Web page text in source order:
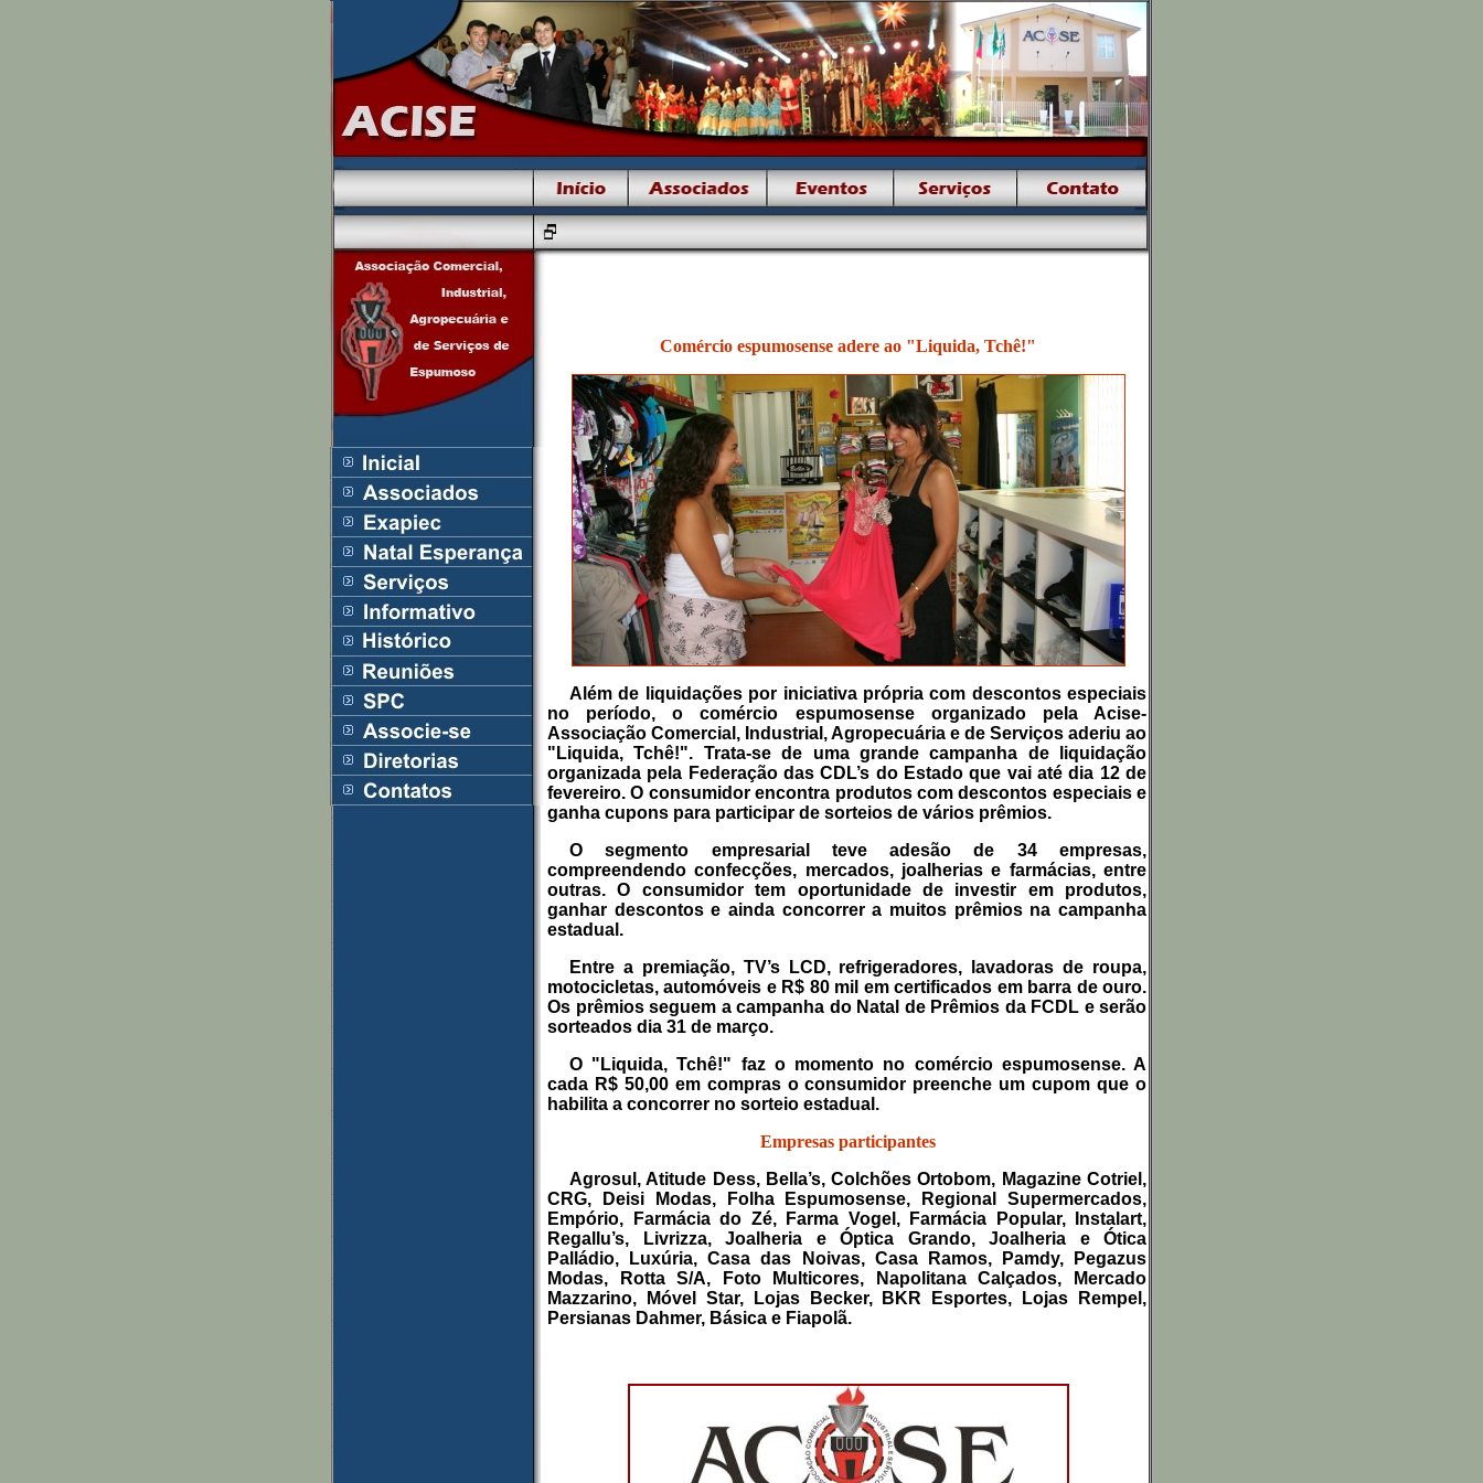
Comércio espumosense adere ao "Liquida, Tchê!"
Além de liquidações por iniciativa própria com descontos especiais
no período, o comércio espumosense organizado pela Acise-
Associação Comercial, Industrial, Agropecuária e de Serviços aderiu ao
"Liquida, Tchê!". Trata-se de uma grande campanha de liquidação
organizada pela Federação das CDL’s do Estado que vai até dia 12 de
fevereiro. O consumidor encontra produtos com descontos especiais e
ganha cupons para participar de sorteios de vários prêmios.
O segmento empresarial teve adesão de 34 empresas,
compreendendo confecções, mercados, joalherias e farmácias, entre
outras. O consumidor tem oportunidade de investir em produtos,
ganhar descontos e ainda concorrer a muitos prêmios na campanha
estadual.
Entre a premiação, TV’s LCD, refrigeradores, lavadoras de roupa,
motocicletas, automóveis e R$ 80 mil em certificados em barra de ouro.
Os prêmios seguem a campanha do Natal de Prêmios da FCDL e serão
sorteados dia 31 de março.
O "Liquida, Tchê!" faz o momento no comércio espumosense. A
cada R$ 50,00 em compras o consumidor preenche um cupom que o
habilita a concorrer no sorteio estadual.
Empresas participantes
Agrosul, Atitude Dess, Bella’s, Colchões Ortobom, Magazine Cotriel,
CRG, Deisi Modas, Folha Espumosense, Regional Supermercados,
Empório, Farmácia do Zé, Farma Vogel, Farmácia Popular, Instalart,
Regallu’s, Livrizza, Joalheria e Óptica Grando, Joalheria e Ótica
Palládio, Luxúria, Casa das Noivas, Casa Ramos, Pamdy, Pegazus
Modas, Rotta S/A, Foto Multicores, Napolitana Calçados, Mercado
Mazzarino, Móvel Star, Lojas Becker, BKR Esportes, Lojas Rempel,
Persianas Dahmer, Básica e Fiapolã.